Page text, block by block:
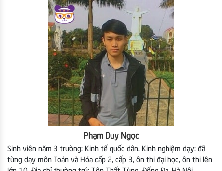
Phạm Duy Ngọc
Sinh viên năm 3 trường: Kinh tế quốc dân. Kinh nghiệm dạy: đã
từng dạy môn Toán và Hóa cấp 2, cấp 3, ôn thi đại học, ôn thi lên